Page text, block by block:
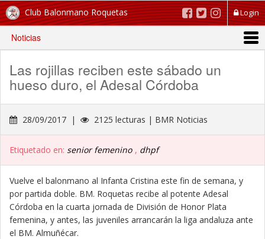
Login
Club Balonmano Roquetas
Noticias
Las rojillas reciben este sábado un
hueso duro, el Adesal Córdoba
28/09/2017 | 2125 lecturas | BMR Noticias
Etiquetado en: senior femenino , dhpf
Vuelve el balonmano al Infanta Cristina este fin de semana, y
por partida doble. BM. Roquetas recibe al potente Adesal
Córdoba en la cuarta jornada de División de Honor Plata
femenina, y antes, las juveniles arrancarán la liga andaluza ante
el BM. Almuñécar.